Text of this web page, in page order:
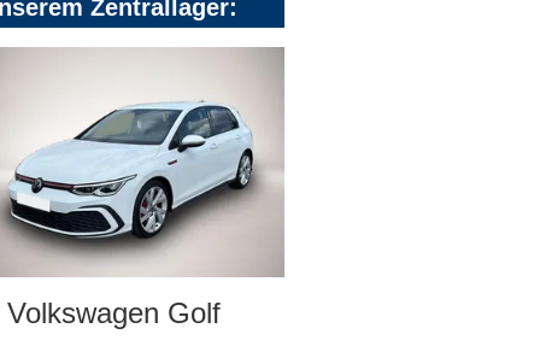
Zentrallager:
Volkswagen Golf